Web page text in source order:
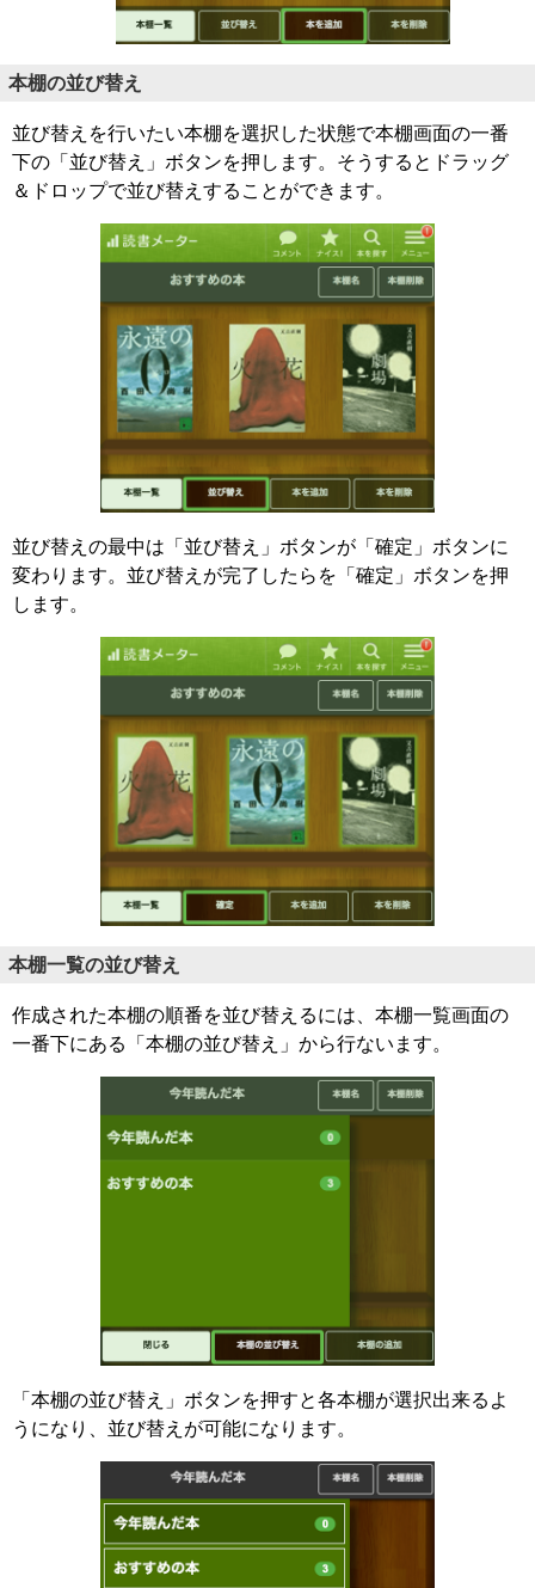
本棚の並び替え
並び替えを行いたい本棚を選択した状態で本棚画面の一番
下の「並び替え」ボタンを押します。そうするとドラッグ
＆ドロップで並び替えすることができます。
並び替えの最中は「並び替え」ボタンが「確定」ボタンに
変わります。並び替えが完了したらを「確定」ボタンを押
します。
本棚一覧の並び替え
作成された本棚の順番を並び替えるには、本棚一覧画面の
一番下にある「本棚の並び替え」から行ないます。
「本棚の並び替え」ボタンを押すと各本棚が選択出来るよ
うになり、並び替えが可能になります。